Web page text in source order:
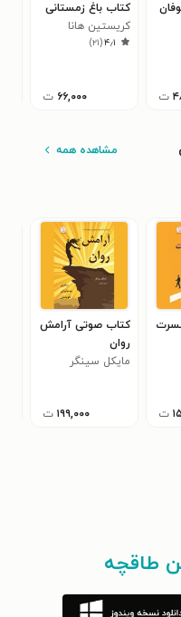
ت
کتاب باغ زمستانی
کریستین هانا
۴٫۱(۲۱)
۶۶,۰۰۰ ت
مشاهده همه
ت
کتاب صوتی آرامش
روان
مایکل سینگر
۱۹۹,۰۰۰ ت
طاقچه